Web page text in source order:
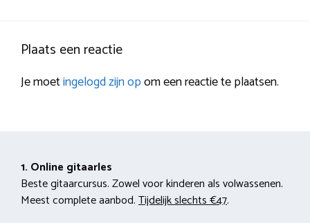
Plaats een reactie
Je moetingelogd zijn opom een reactie te plaatsen.
1. Online gitaarles
Beste gitaarcursus. Zowel voor kinderen als volwassenen.
Meest complete aanbod.Tijdelijk slechts €47.